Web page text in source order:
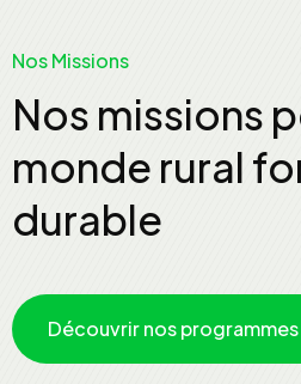
Nos Missions
Nos missions
monde rural
durable
Découvrir nos programmes